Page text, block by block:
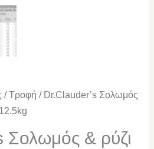
/Τροφή / Dr.Clauder’s Σολωμός
Σολωμός & ρύζι